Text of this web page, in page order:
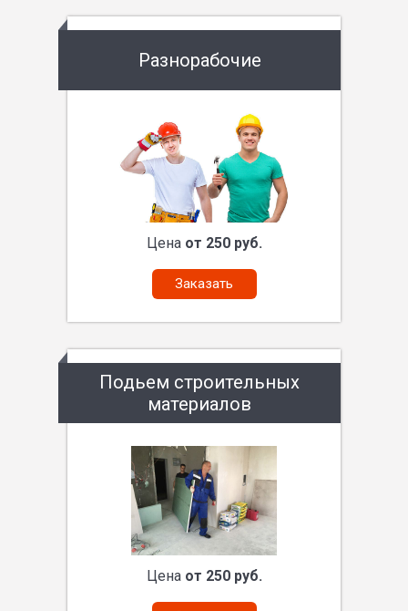
Разнорабочие
Цена от 250 руб.
Заказать
Подьем строительных
материалов
Цена от 250 руб.